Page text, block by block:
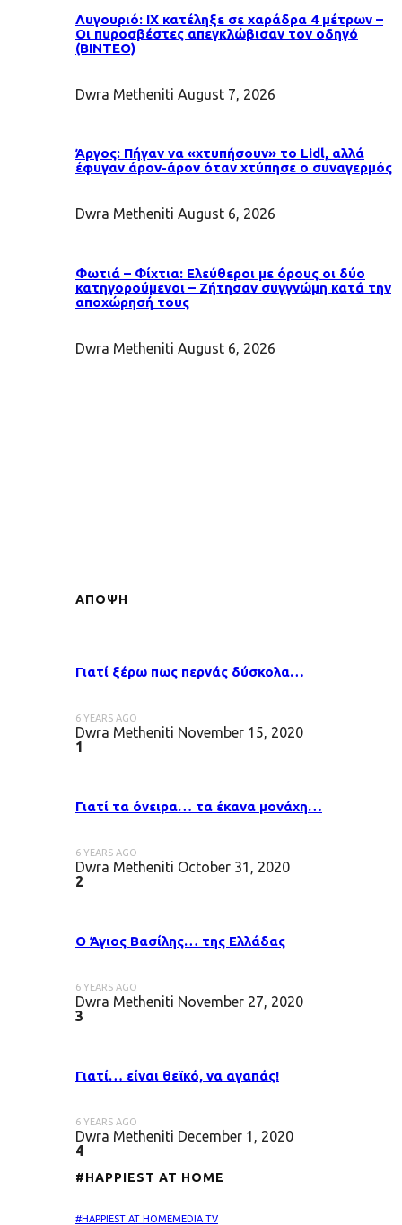
Λυγουριό: ΙΧ κατέληξε σε χαράδρα 4 μέτρων –
Οι πυροσβέστες απεγκλώβισαν τον οδηγό
(ΒΙΝΤΕΟ)
Dwra Metheniti August 7, 2026
Άργος: Πήγαν να «χτυπήσουν» το Lidl, αλλά
έφυγαν άρον-άρον όταν χτύπησε ο συναγερμός
Dwra Metheniti August 6, 2026
Φωτιά – Φίχτια: Ελεύθεροι με όρους οι δύο
κατηγορούμενοι – Ζήτησαν συγγνώμη κατά την
αποχώρησή τους
Dwra Metheniti August 6, 2026
ΑΠΟΨΗ
Γιατί ξέρω πως περνάς δύσκολα…
6 YEARS AGO
Dwra Metheniti November 15, 2020
1
Γιατί τα όνειρα… τα έκανα μονάχη…
6 YEARS AGO
Dwra Metheniti October 31, 2020
2
Ο Άγιος Βασίλης… της Ελλάδας
6 YEARS AGO
Dwra Metheniti November 27, 2020
3
Γιατί… είναι θεϊκό, να αγαπάς!
6 YEARS AGO
Dwra Metheniti December 1, 2020
4
#HAPPIEST AT HOME
#HAPPIEST AT HOMEMEDIA TV